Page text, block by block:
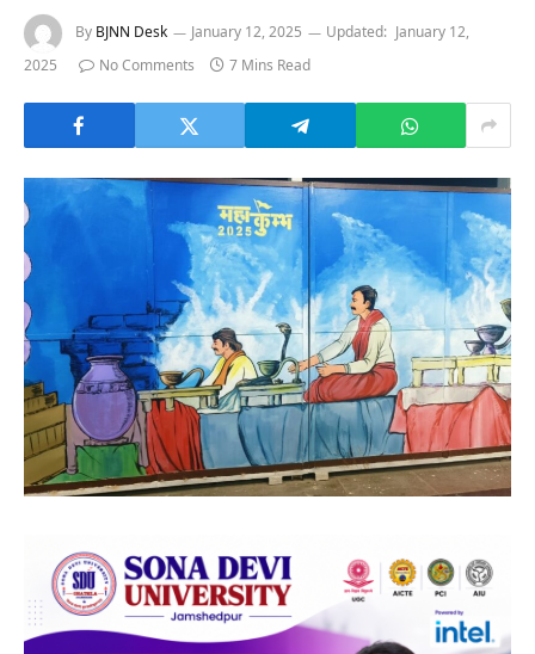
By BJNN Desk January 12, 2025 Updated: January 12,
2025
No Comments 7 Mins Read